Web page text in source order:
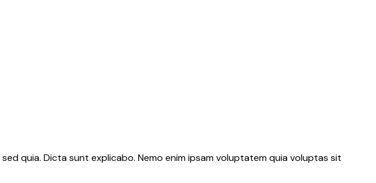
quia. Dicta sunt explicabo. Nemo enim ipsam voluptatem quia voluptas sit